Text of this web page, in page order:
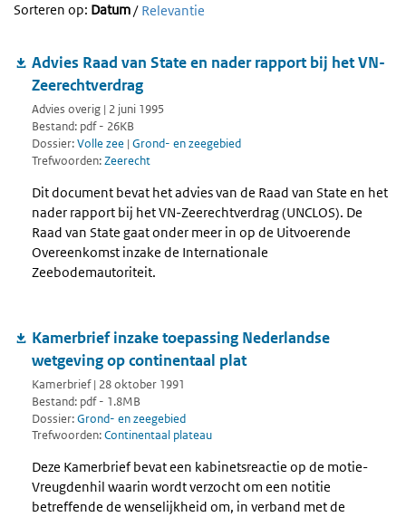
Sorteren op: Datum/ Relevantie
Advies Raad van State en nader rapport bij het VN-
Zeerechtverdrag
Advies overig | 2 juni 1995
Bestand: pdf - 26KB
Dossier:Volle zee | Grond- en zeegebied
Trefwoorden:Zeerecht
Dit document bevat het advies van de Raad van State en het
nader rapport bij het VN-Zeerechtverdrag (UNCLOS). De
Raad van State gaat onder meer in op de Uitvoerende
Overeenkomst inzake de Internationale
Zeebodemautoriteit.
Kamerbrief inzake toepassing Nederlandse
wetgeving op continentaal plat
Kamerbrief | 28 oktober 1991
Bestand: pdf - 1.8MB
Dossier:Grond- en zeegebied
Trefwoorden:Continentaal plateau
Deze Kamerbrief bevat een kabinetsreactie op de motie-
Vreugdenhil waarin wordt verzocht om een notitie
betreffende de wenselijkheid om, in verband met de